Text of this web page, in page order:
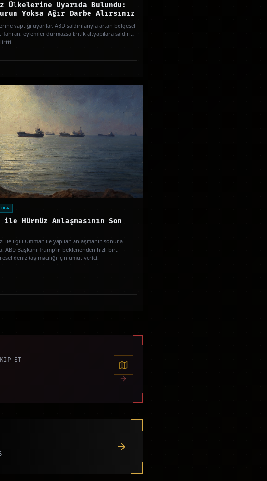
Ülkelerine Uyarıda Bulundu:
Yoksa Ağır Darbe Alırsınız
yaptığı uyarılar, ABD saldırılarıyla artan bölgesel
eylemler durmazsa kritik altyapılara saldırı
ile Hürmüz Anlaşmasının Son
ile ilgili Umman ile yapılan anlaşmanın sonuna
ABD Başkanı Trump'ın beklenenden hızlı bir
deniz taşımacılığı için umut verici.
ET